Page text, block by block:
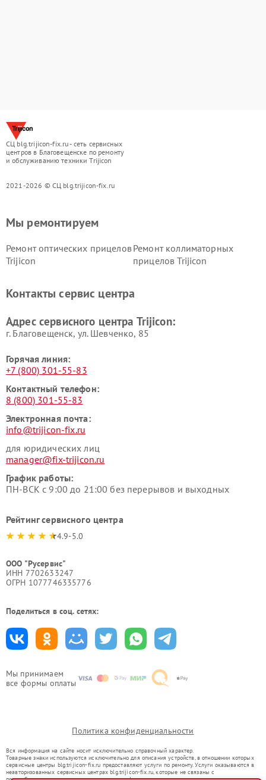
СЦ blg.trijicon-fix.ru - сеть сервисных
центров в Благовещенске по ремонту
и обслуживанию техники Trijicon
2021-2026 © СЦ blg.trijicon-fix.ru
Мы принимаем
все формы оплаты
Мы ремонтируем
Ремонт оптических прицелов
Trijicon
Ремонт коллиматорных
прицелов Trijicon
Контакты сервис центра
Адрес сервисного центра Trijicon:
г. Благовещенск, ул. Шевченко, 85
Горячая линия:
+7 (800) 301-55-83
Контактный телефон:
8 (800) 301-55-83
Электронная почта:
info@trijicon-fix.ru
для юридических лиц
manager@fix-trijicon.ru
График работы:
ПН-ВСК с 9:00 до 21:00 без перерывов и выходных
Рейтинг сервисного центра
4.9-5.0
ООО "Русервис"
ИНН 7702633247
ОГРН 1077746335776
Поделиться в соц. сетях:
Политика конфиденциальности
Вся информация на сайте носит исключительно справочный характер.
Товарные знаки используются исключительно для описания устройств, в отношении которых
сервисные центры blg.trijicon-fix.ru предоставляют услуги по ремонту. Услуги оказываются в
неавторизованных сервисных центрах blg.trijicon-fix.ru, которые не связаны с